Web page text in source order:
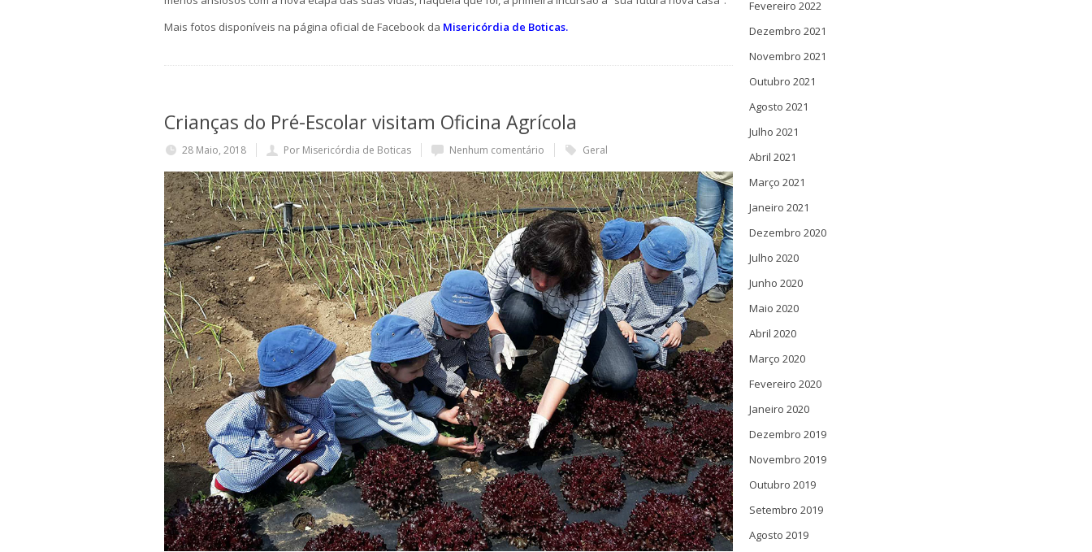
Mais fotos disponíveis na página oficial de Facebook da Misericórdia de Boticas.
Crianças do Pré-Escolar visitam Oficina Agrícola
28 Maio, 2018 Por Misericórdia de Boticas Nenhum comentário Geral
Fevereiro 2022
Dezembro 2021
Novembro 2021
Outubro 2021
Agosto 2021
Julho 2021
Abril 2021
Março 2021
Janeiro 2021
Dezembro 2020
Julho 2020
Junho 2020
Maio 2020
Abril 2020
Março 2020
Fevereiro 2020
Janeiro 2020
Dezembro 2019
Novembro 2019
Outubro 2019
Setembro 2019
Agosto 2019